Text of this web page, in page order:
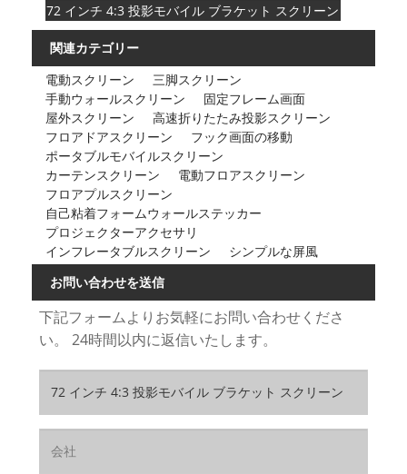
72 インチ 4:3 投影モバイル ブラケット スクリーン
関連カテゴリー
電動スクリーン
三脚スクリーン
手動ウォールスクリーン
固定フレーム画面
屋外スクリーン
高速折りたたみ投影スクリーン
フロアドアスクリーン
フック画面の移動
ポータブルモバイルスクリーン
カーテンスクリーン
電動フロアスクリーン
フロアプルスクリーン
自己粘着フォームウォールステッカー
プロジェクターアクセサリ
インフレータブルスクリーン
シンプルな屏風
お問い合わせを送信
下記フォームよりお気軽にお問い合わせくださ
い。 24時間以内に返信いたします。